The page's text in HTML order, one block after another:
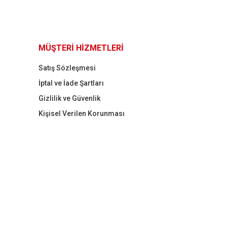
MÜŞTERİ HİZMETLERİ
Satış Sözleşmesi
İptal ve İade Şartları
Gizlilik ve Güvenlik
Kişisel Verilen Korunması